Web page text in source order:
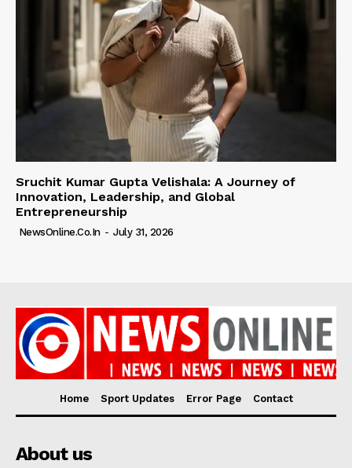
Sruchit Kumar Gupta Velishala: A Journey of
Innovation, Leadership, and Global
Entrepreneurship
NewsOnline.co.in - July 31, 2026
Home Sport Updates Error Page Contact
About us